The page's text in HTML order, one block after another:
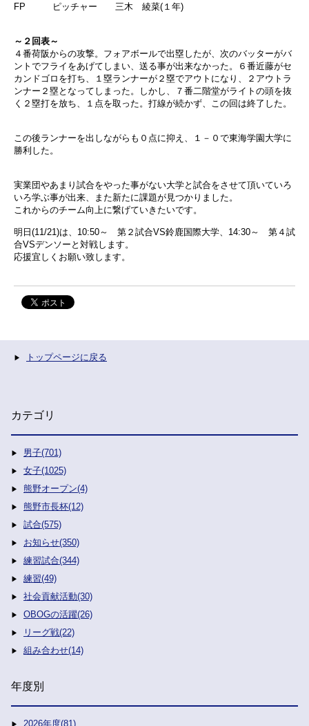
FP ピッチャー 三木 綾菜(１年)
～２回表～
４番荷阪からの攻撃。フォアボールで出塁したが、次のバッターがバ
ントでフライをあげてしまい、送る事が出来なかった。６番近藤がセ
カンドゴロを打ち、１塁ランナーが２塁でアウトになり、２アウトラ
ンナー２塁となってしまった。しかし、７番二階堂がライトの頭を抜
く２塁打を放ち、１点を取った。打線が続かず、この回は終了した。
この後ランナーを出しながらも０点に抑え、１－０で東海学園大学に
勝利した。
実業団やあまり試合をやった事がない大学と試合をさせて頂いていろ
いろ学ぶ事が出来、また新たに課題が見つかりました。
これからのチーム向上に繋げていきたいです。
明日(11/21)は、10:50～ 第２試合VS鈴鹿国際大学、14:30～ 第４試
合VSデンソーと対戦します。
応援宜しくお願い致します。
トップページに戻る
カテゴリ
男子(701)
女子(1025)
熊野オープン(4)
熊野市長杯(12)
試合(575)
お知らせ(350)
練習試合(344)
練習(49)
社会貢献活動(30)
OBOGの活躍(26)
リーグ戦(22)
組み合わせ(14)
年度別
2026年度(81)